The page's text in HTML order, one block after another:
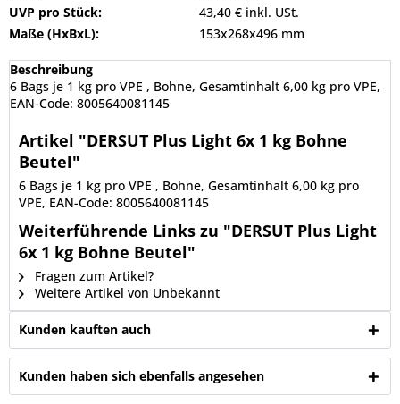
UVP pro Stück:
43,40 € inkl. USt.
Maße (HxBxL):
153x268x496 mm
Beschreibung
6 Bags je 1 kg pro VPE , Bohne, Gesamtinhalt 6,00 kg pro VPE,
EAN-Code: 8005640081145
Artikel "DERSUT Plus Light 6x 1 kg Bohne
Beutel"
6 Bags je 1 kg pro VPE , Bohne, Gesamtinhalt 6,00 kg pro
VPE, EAN-Code: 8005640081145
Weiterführende Links zu "DERSUT Plus Light
6x 1 kg Bohne Beutel"
Fragen zum Artikel?
Weitere Artikel von Unbekannt
Kunden kauften auch
Kunden haben sich ebenfalls angesehen